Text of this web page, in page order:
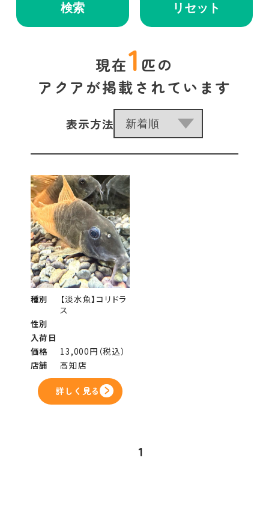
検索 リセット
現在1 匹の
アクアが掲載されています
表示方法
種別
【淡水魚】コリドラ
ス
性別
入荷日
価格
13,000円（税込）
店舗
高知店
詳しく見る
1